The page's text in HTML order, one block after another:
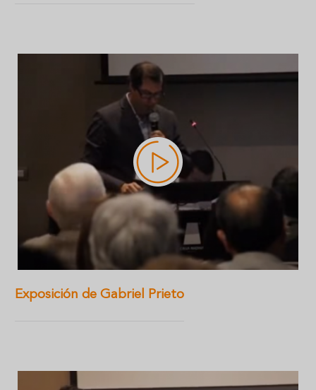
Exposición de Gabriel Prieto